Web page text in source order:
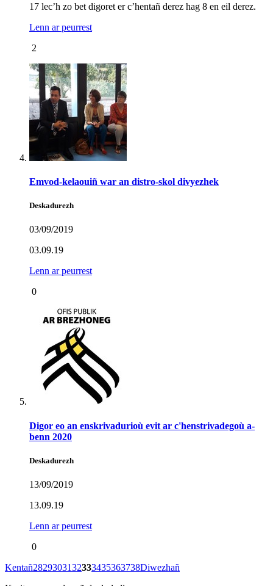
17 lec’h zo bet digoret er c’hentañ derez hag 8 en eil derez.
Lenn ar peurrest
2
Emvod-kelaouiñ war an distro-skol divyezhek
Deskadurezh
03/09/2019
03.09.19
Lenn ar peurrest
0
Digor eo an enskrivadurioù evit ar c'henstrivadegoù a-
benn 2020
Deskadurezh
13/09/2019
13.09.19
Lenn ar peurrest
0
Kentañ2829303132333435363738Diwezhañ